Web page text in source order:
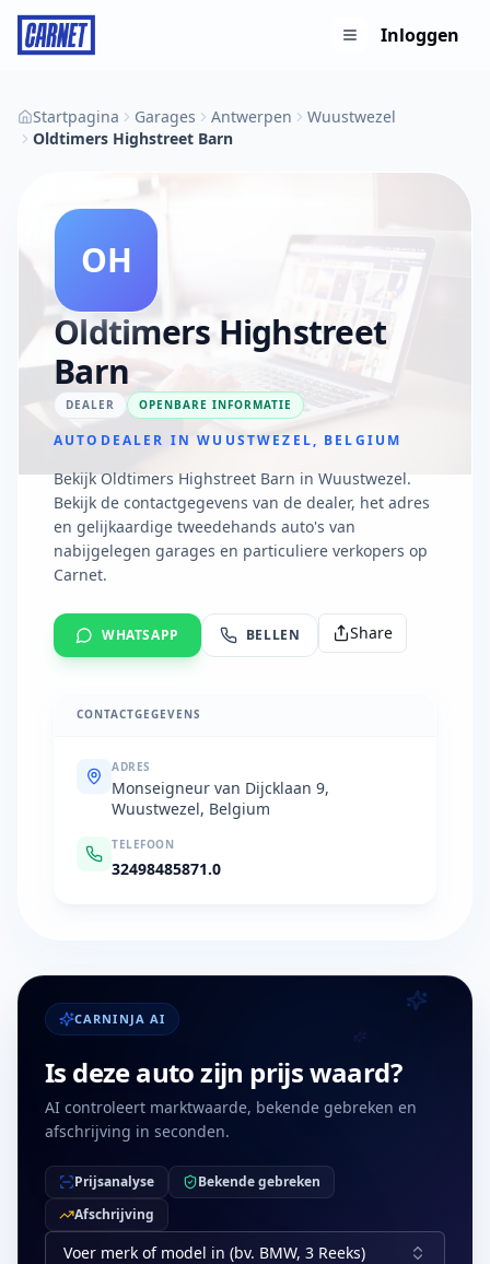
Inloggen
Startpagina Garages Antwerpen
Wuustwezel
Oldtimers Highstreet Barn
OH
Oldtimers Highstreet
Barn
DEALER OPENBARE INFORMATIE
AUTODEALER IN WUUSTWEZEL, BELGIUM
Bekijk Oldtimers Highstreet Barn in Wuustwezel.
Bekijk de contactgegevens van de dealer, het adres
en gelijkaardige tweedehands auto's van
nabijgelegen garages en particuliere verkopers op
Carnet.
WHATSAPP BELLEN Share
CONTACTGEGEVENS
ADRES
Monseigneur van Dijcklaan 9,
Wuustwezel, Belgium
TELEFOON
32498485871.0
CARNINJA AI
Is deze auto zijn prijs waard?
AI controleert marktwaarde, bekende gebreken en
afschrijving in seconden.
Prijsanalyse
Bekende gebreken
Afschrijving
Voer merk of model in (bv. BMW, 3 Reeks)